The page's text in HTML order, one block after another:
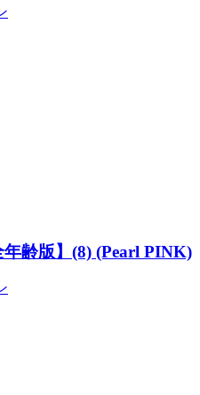
齢版】(8) (Pearl PINK)